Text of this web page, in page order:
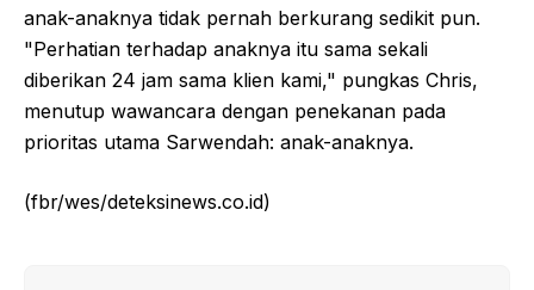
anak-anaknya tidak pernah berkurang sedikit pun.
"Perhatian terhadap anaknya itu sama sekali
diberikan 24 jam sama klien kami," pungkas Chris,
menutup wawancara dengan penekanan pada
prioritas utama Sarwendah: anak-anaknya.
(fbr/wes/deteksinews.co.id)